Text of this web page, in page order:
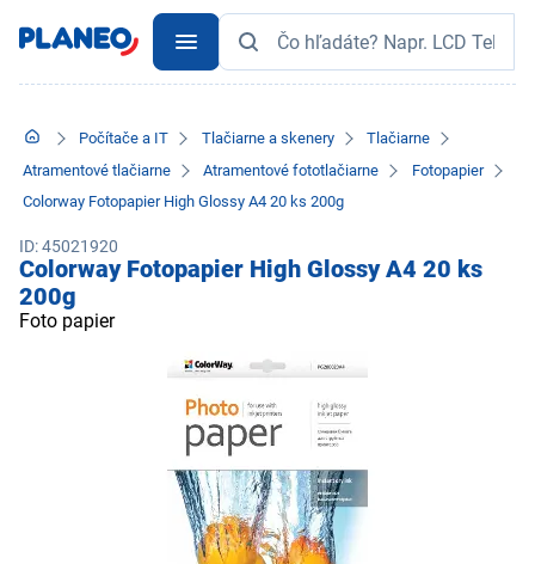
Počítače a IT Tlačiarne a skenery
Tlačiarne
Atramentové tlačiarne
Atramentové fototlačiarne
Fotopapier
Colorway Fotopapier High Glossy A4 20 ks 200g
ID: 45021920
Colorway Fotopapier High Glossy A4 20 ks
200g
Foto papier